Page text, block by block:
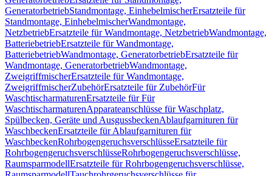
GeneratorbetriebStandmontage, EinhebelmischerErsatzteile für
Standmontage, EinhebelmischerWandmontage,
NetzbetriebErsatzteile für Wandmontage, NetzbetriebWandmontage,
BatteriebetriebErsatzteile für Wandmontage,
BatteriebetriebWandmontage, GeneratorbetriebErsatzteile für
Wandmontage, GeneratorbetriebWandmontage,
ZweigriffmischerErsatzteile für Wandmontage,
ZweigriffmischerZubehörErsatzteile für ZubehörFür
WaschtischarmaturenErsatzteile für Für
WaschtischarmaturenApparateanschlüsse für Waschplatz,
Spülbecken, Geräte und AusgussbeckenAblaufgarnituren für
WaschbeckenErsatzteile für Ablaufgarnituren für
WaschbeckenRohrbogengeruchsverschlüsseErsatzteile für
RohrbogengeruchsverschlüsseRohrbogengeruchsverschlüsse,
RaumsparmodellErsatzteile für Rohrbogengeruchsverschlüsse,